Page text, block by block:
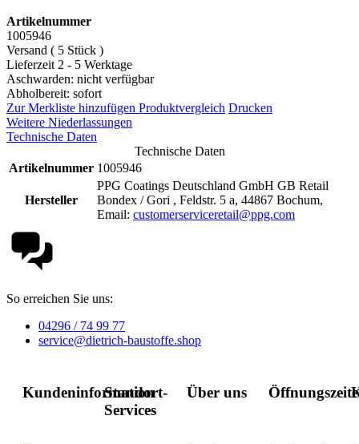
Artikelnummer
1005946
Versand ( 5 Stück )
Lieferzeit 2 - 5 Werktage
Aschwarden: nicht verfügbar
Abholbereit: sofort
Zur Merkliste hinzufügen Produktvergleich Drucken
Weitere Niederlassungen
Technische Daten
Technische Daten
Artikelnummer 1005946
Hersteller
PPG Coatings Deutschland GmbH GB Retail
Bondex / Gori , Feldstr. 5 a, 44867 Bochum,
Email: customerserviceretail@ppg.com
So erreichen Sie uns:
04296 / 74 99 77
service@dietrich-baustoffe.shop
Kundeninformation
Standort-
Services
Über uns